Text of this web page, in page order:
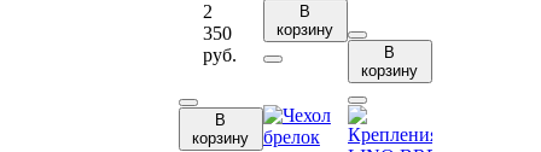
2
350
руб.
В
корзину
В
корзину
В
корзину